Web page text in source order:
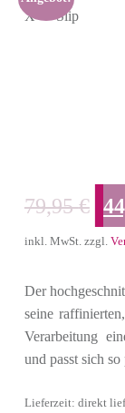
X” – Slip
79,95€
inkl. MwSt. zzgl.
Der
seine
Verarbeitung
und passt sich
Lieferzeit: direkt